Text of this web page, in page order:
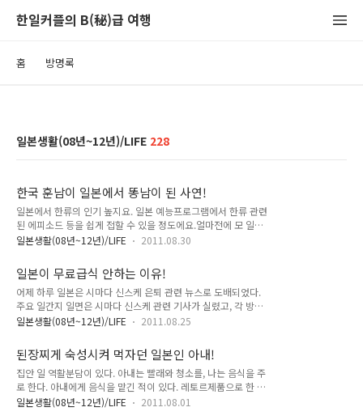
한일커플의 B(秘)급 여행
홈 방명록
일본생활(08년~12년)/LIFE 228
한국 훈남이 일본에서 똥남이 된 사연!
일본에서 한류의 인기 높지요. 일본 예능프로그램에서 한류 관련
된 에피소드 등을 쉽게 접할 수 있을 정도에요.얼마전에 모 일본
방송에 카라 관련 내용이 나오더군요. 평소 카라의 음악을 좋아
다고 합니다. 나중에 이런 사실을 안 카라가 모 인터뷰에서 감사
의 표현을 전했다고 합니다. 일본이 무료급식 안하는 이유! 된장
찌게 숙성시켜 먹자던 일본인 아내! 인터뷰에서 카라가 해당 개
그맨에게 한 감사의 표현은 바로 활자화되었어요. 하지만 해당
기사를 읽은 개그맨은 어리둥절했다고 합니다. 바로 자신을 '똥
프로그램에서 관련 에피소드를 소개했고, 그리고 카라에게 어떤
내용인지 직접 연락해서 물어봤답니다...
일본생활(08년~12년)/LIFE 2011.08.30
일본이 무료급식 안하는 이유!
어제 하루 일본은 시마다 신스케 은퇴 관련 뉴스로 도배되었다.
주요 일간지 일면은 시마다 신스케 관련 기사가 실렸고, 각 방송
사를 대표하는 보도 뉴스에서는 시마다 신스케 특별 취재를 내보
은퇴 소식에 일본 전역이 쇼크였다. 이런 와중에 뉴스를 통해 한
국 소식을 접했다. 바로 급식 무료화 투표 관련 뉴스. 여야 복지
정책에 대한 힘겨루기 양상을 띈 이번 급식 무료화 투표, 급식 무
료화를 실시하지 않는 일본에서도 관심거리였다. 일본 톱 사회자
의 폭력단 연루, 일본 연예계 패닉! 한국 서울에서 급식 무료화에
일본생활(08년~12년)/LIFE 2011.08.25
된장찌게 숙성시켜 먹자던 일본인 아내!
집안 일 역활분담이 있다. 아내는 빨래와 청소를, 나는 음식을 주
로 한다. 아내에게 음식을 맡긴 적이 있다. 레토르제품으로 한 상
멋지게 차리더군. 그 다음부터 아내에게서 음식 만들겠다는 이야
일본생활(08년~12년)/LIFE 2011.08.01